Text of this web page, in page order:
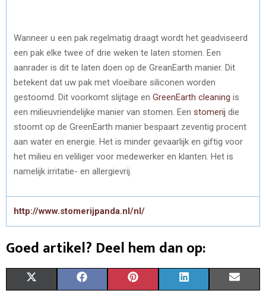
Wanneer u een pak regelmatig draagt wordt het geadviseerd
een pak elke twee of drie weken te laten stomen. Een
aanrader is dit te laten doen op de GreanEarth manier. Dit
betekent dat uw pak met vloeibare siliconen worden
gestoomd. Dit voorkomt slijtage en GreenEarth cleaning is
een milieuvriendelijke manier van stomen. Een stomerij die
stoomt op de GreenEarth manier bespaart zeventig procent
aan water en energie. Het is minder gevaarlijk en giftig voor
het milieu en veliliger voor medewerker en klanten. Het is
namelijk irritatie- en allergievrij.
http://www.stomerijpanda.nl/nl/
Goed artikel? Deel hem dan op: